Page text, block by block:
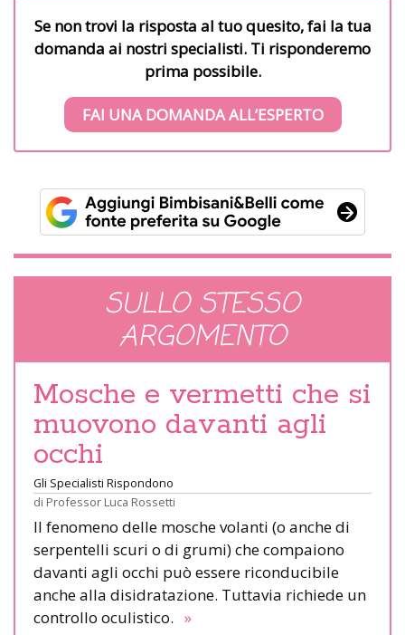
Se non trovi la risposta al tuo quesito, fai la tua
domanda ai nostri specialisti. Ti risponderemo
prima possibile.
FAI UNA DOMANDA ALL’ESPERTO
SULLO STESSO
ARGOMENTO
Mosche e vermetti che si
muovono davanti agli
occhi
Gli Specialisti Rispondono
di Professor Luca Rossetti
Il fenomeno delle mosche volanti (o anche di
serpentelli scuri o di grumi) che compaiono
davanti agli occhi può essere riconducibile
anche alla disidratazione. Tuttavia richiede un
controllo oculistico. »